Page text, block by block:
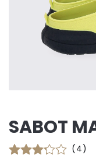
SABOT
(4)